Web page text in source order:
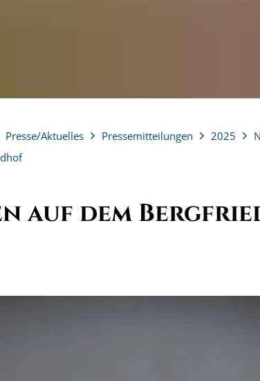
Presse/Aktuelles Pressemitteilungen 2025
auf dem